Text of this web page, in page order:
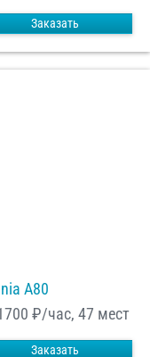
Заказать
A80
₽/час, 47 мест
Заказать